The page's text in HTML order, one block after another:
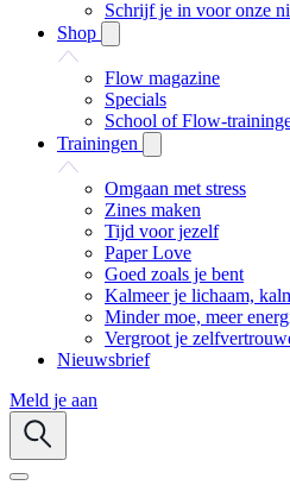
Schrijf je in voor onze
Shop
Flow magazine
Specials
School of Flow-
Trainingen
Omgaan met stress
Zines maken
Tijd voor jezelf
Paper Love
Goed zoals je bent
Kalmeer je lichaam,
Minder moe, meer
Vergroot je
Nieuwsbrief
Meld je aan